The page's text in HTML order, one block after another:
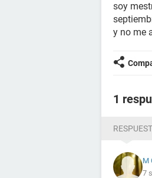
soy
y no me
1
M
7